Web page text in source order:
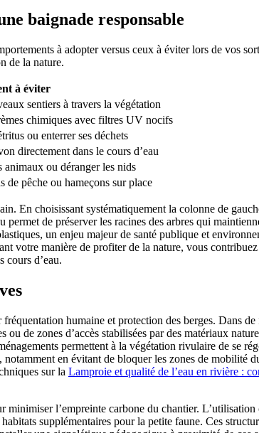
baignade responsable
à adopter versus ceux à éviter lors de vos
de la nature.
à éviter
sentiers à travers la végétation
chimiques avec filtres UV nocifs
ou enterrer ses déchets
directement dans le cours d’eau
animaux ou déranger les nids
de pêche ou hameçons sur place
En choisissant systématiquement la colonne de
de préserver les racines des arbres qui
un enjeu majeur de santé publique et
votre manière de profiter de la nature, vous
cours d’eau.
humaine et protection des berges. Dans
de zones d’accès stabilisées par des matériaux
permettent à la végétation rivulaire de se
en évitant de bloquer les zones de mobilité
sur la Lamproie et qualité de l’eau en rivière :
l’empreinte carbone du chantier.
supplémentaires pour la petite faune. Ces